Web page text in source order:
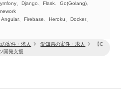
案件・求人 愛知県の案件・求人
【C
開発支援
、Django、Flask、Go(Golang)、
、Firebase、Heroku、Docker、